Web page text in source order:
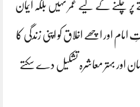
چلنے کے لیے عمر نہیں بلکہ ایمان
اور اچھے اخلاق کو اپنی زندگی کا
اور بہتر معاشرہ تشکیل دے سکتے